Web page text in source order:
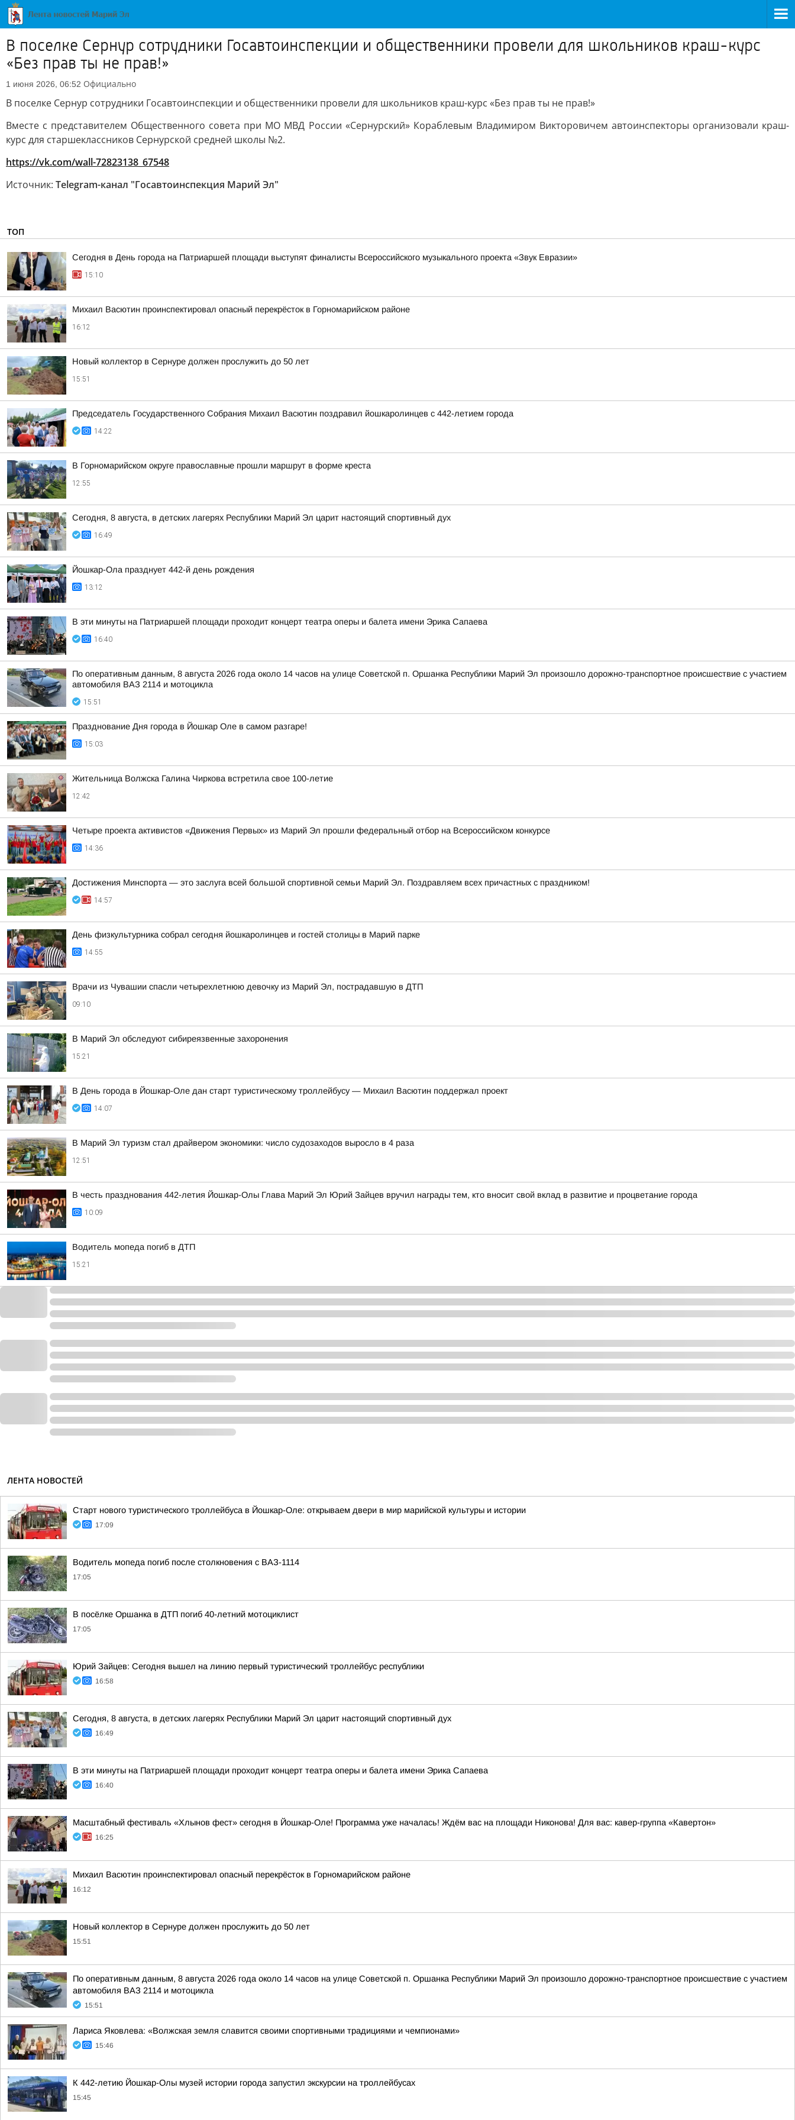
В поселке Сернур сотрудники Госавтоинспекции и общественники провели для школьников краш-курс
«Без прав ты не прав!»
1 июня 2026, 06:52 Официально
В поселке Сернур сотрудники Госавтоинспекции и общественники провели для школьников краш-курс «Без прав ты не прав!»
Вместе с представителем Общественного совета при МО МВД России «Сернурский» Кораблевым Владимиром Викторовичем автоинспекторы организовали краш-
курс для старшеклассников Сернурской средней школы №2.
https://vk.com/wall-72823138_67548
Источник: Telegram-канал "Госавтоинспекция Марий Эл"
ТОП
Сегодня в День города на Патриаршей площади выступят финалисты Всероссийского музыкального проекта «Звук Евразии»
15:10
Михаил Васютин проинспектировал опасный перекрёсток в Горномарийском районе
16:12
Новый коллектор в Сернуре должен прослужить до 50 лет
15:51
Председатель Государственного Собрания Михаил Васютин поздравил йошкаролинцев с 442-летием города
14:22
В Горномарийском округе православные прошли маршрут в форме креста
12:55
Сегодня, 8 августа, в детских лагерях Республики Марий Эл царит настоящий спортивный дух
16:49
Йошкар-Ола празднует 442-й день рождения
13:12
В эти минуты на Патриаршей площади проходит концерт театра оперы и балета имени Эрика Сапаева
16:40
По оперативным данным, 8 августа 2026 года около 14 часов на улице Советской п. Оршанка Республики Марий Эл произошло дорожно-транспортное происшествие с участием
автомобиля ВАЗ 2114 и мотоцикла
15:51
Празднование Дня города в Йошкар Оле в самом разгаре!
15:03
Жительница Волжска Галина Чиркова встретила свое 100-летие
12:42
Четыре проекта активистов «Движения Первых» из Марий Эл прошли федеральный отбор на Всероссийском конкурсе
14:36
Достижения Минспорта — это заслуга всей большой спортивной семьи Марий Эл. Поздравляем всех причастных с праздником!
14:57
День физкультурника собрал сегодня йошкаролинцев и гостей столицы в Марий парке
14:55
Врачи из Чувашии спасли четырехлетнюю девочку из Марий Эл, пострадавшую в ДТП
09:10
В Марий Эл обследуют сибиреязвенные захоронения
15:21
В День города в Йошкар-Оле дан старт туристическому троллейбусу — Михаил Васютин поддержал проект
14:07
В Марий Эл туризм стал драйвером экономики: число судозаходов выросло в 4 раза
12:51
В честь празднования 442-летия Йошкар-Олы Глава Марий Эл Юрий Зайцев вручил награды тем, кто вносит свой вклад в развитие и процветание города
10:09
Водитель мопеда погиб в ДТП
15:21
ЛЕНТА НОВОСТЕЙ
Старт нового туристического троллейбуса в Йошкар-Оле: открываем двери в мир марийской культуры и истории
17:09
Водитель мопеда погиб после столкновения с ВАЗ-1114
17:05
В посёлке Оршанка в ДТП погиб 40-летний мотоциклист
17:05
Юрий Зайцев: Сегодня вышел на линию первый туристический троллейбус республики
16:58
Сегодня, 8 августа, в детских лагерях Республики Марий Эл царит настоящий спортивный дух
16:49
В эти минуты на Патриаршей площади проходит концерт театра оперы и балета имени Эрика Сапаева
16:40
Масштабный фестиваль «Хлынов фест» сегодня в Йошкар-Оле! Программа уже началась! Ждём вас на площади Никонова! Для вас: кавер-группа «Кавертон»
16:25
Михаил Васютин проинспектировал опасный перекрёсток в Горномарийском районе
16:12
Новый коллектор в Сернуре должен прослужить до 50 лет
15:51
По оперативным данным, 8 августа 2026 года около 14 часов на улице Советской п. Оршанка Республики Марий Эл произошло дорожно-транспортное происшествие с участием
автомобиля ВАЗ 2114 и мотоцикла
15:51
Лариса Яковлева: «Волжская земля славится своими спортивными традициями и чемпионами»
15:46
К 442-летию Йошкар-Олы музей истории города запустил экскурсии на троллейбусах
15:45